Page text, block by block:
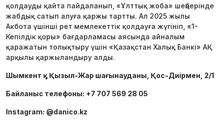
қолдауды қайта пайдаланып, «Ұлттық жоба» шеңберінде
жабдық сатып алуға қаржы тартты. Ал 2025 жылы
Акбота үшінші рет мемлекеттік қолдауға жүгініп, «1-
Кепілдік қоры» бағдарламасы аясында айналым
қаражатын толықтыру үшін «Қазақстан Халық Банкі» АҚ
арқылы қаржыландыру алды.
Шымкент қ., Қызыл-Жар шағынауданы, Қос-Диірмен, 2/1
Байланыс телефоны: +7 707 569 28 05
Instagram: @danico.kz